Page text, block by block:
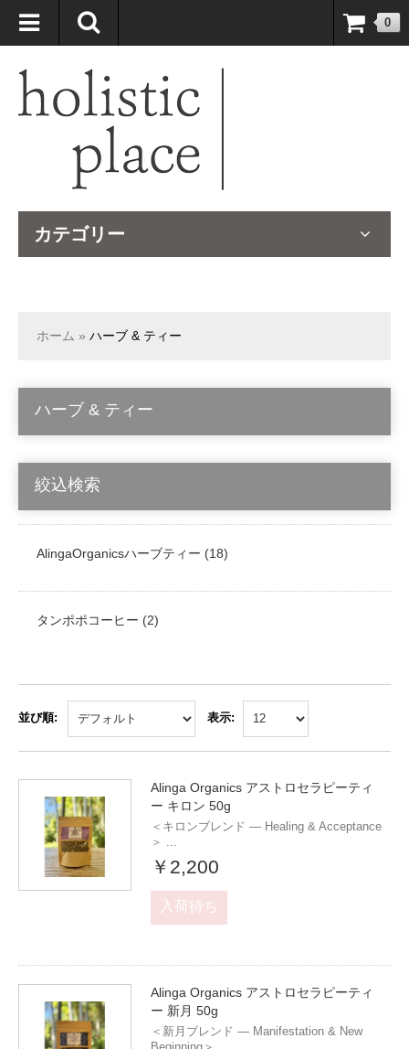
自然療法大国のオーストラリアより、臨床経験＆知識の豊富なナチュ
ロパスが厳選したサプリメントや ナチュラルグッズをお届けします！
0
カテゴリー
ホーム » ハーブ & ティー
ハーブ & ティー
絞込検索
AlingaOrganicsハーブティー (18)
タンポポコーヒー (2)
並び順: 表示:
Alinga Organics アストロセラピーティ
ー キロン 50g
＜キロンブレンド — Healing & Acceptance
＞ ...
￥2,200
入荷待ち
Alinga Organics アストロセラピーティ
ー 新月 50g
＜新月ブレンド — Manifestation & New